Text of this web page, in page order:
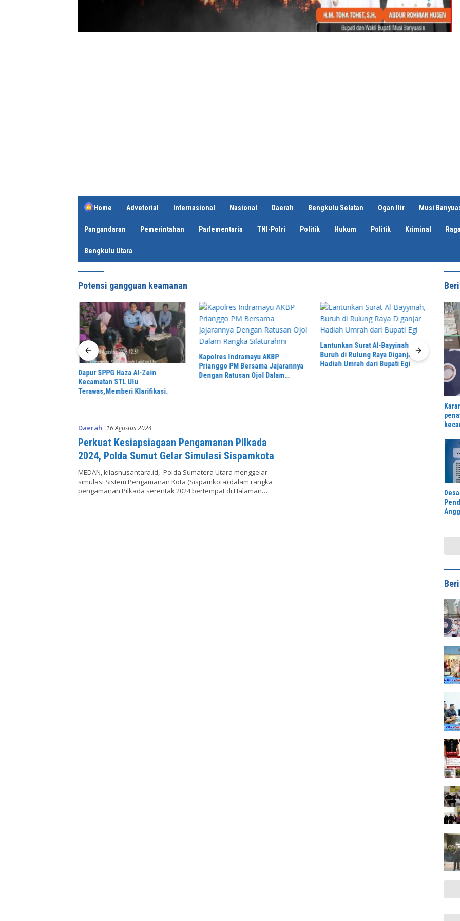
Home Advetorial Internasional Nasional Daerah Bengkulu Selatan Ogan Ilir Musi
Pangandaran Pemerintahan Parlementaria TNI-Polri Politik Hukum Politik Kriminal
Bengkulu Utara
Potensi gangguan keamanan
Dapur SPPG Haza Al-Zein
Kecamatan STL Ulu
Terawas,Memberi Klarifikasi.
Kapolres Indramayu AKBP
Prianggo PM Bersama Jajarannya
Dengan Ratusan Ojol Dalam
Lantunkan Surat Al-Bayyinah,
Buruh di Rulung Raya Diganjar
Hadiah Umrah dari Bupati Egi
Daerah 16 Agustus 2024
Perkuat Kesiapsiagaan Pengamanan Pilkada
2024, Polda Sumut Gelar Simulasi Sispamkota
MEDAN, kilasnusantara.id,- Polda Sumatera Utara menggelar
simulasi Sistem Pengamanan Kota (Sispamkota) dalam rangka
pengamanan Pilkada serentak 2024 bertempat di Halaman…